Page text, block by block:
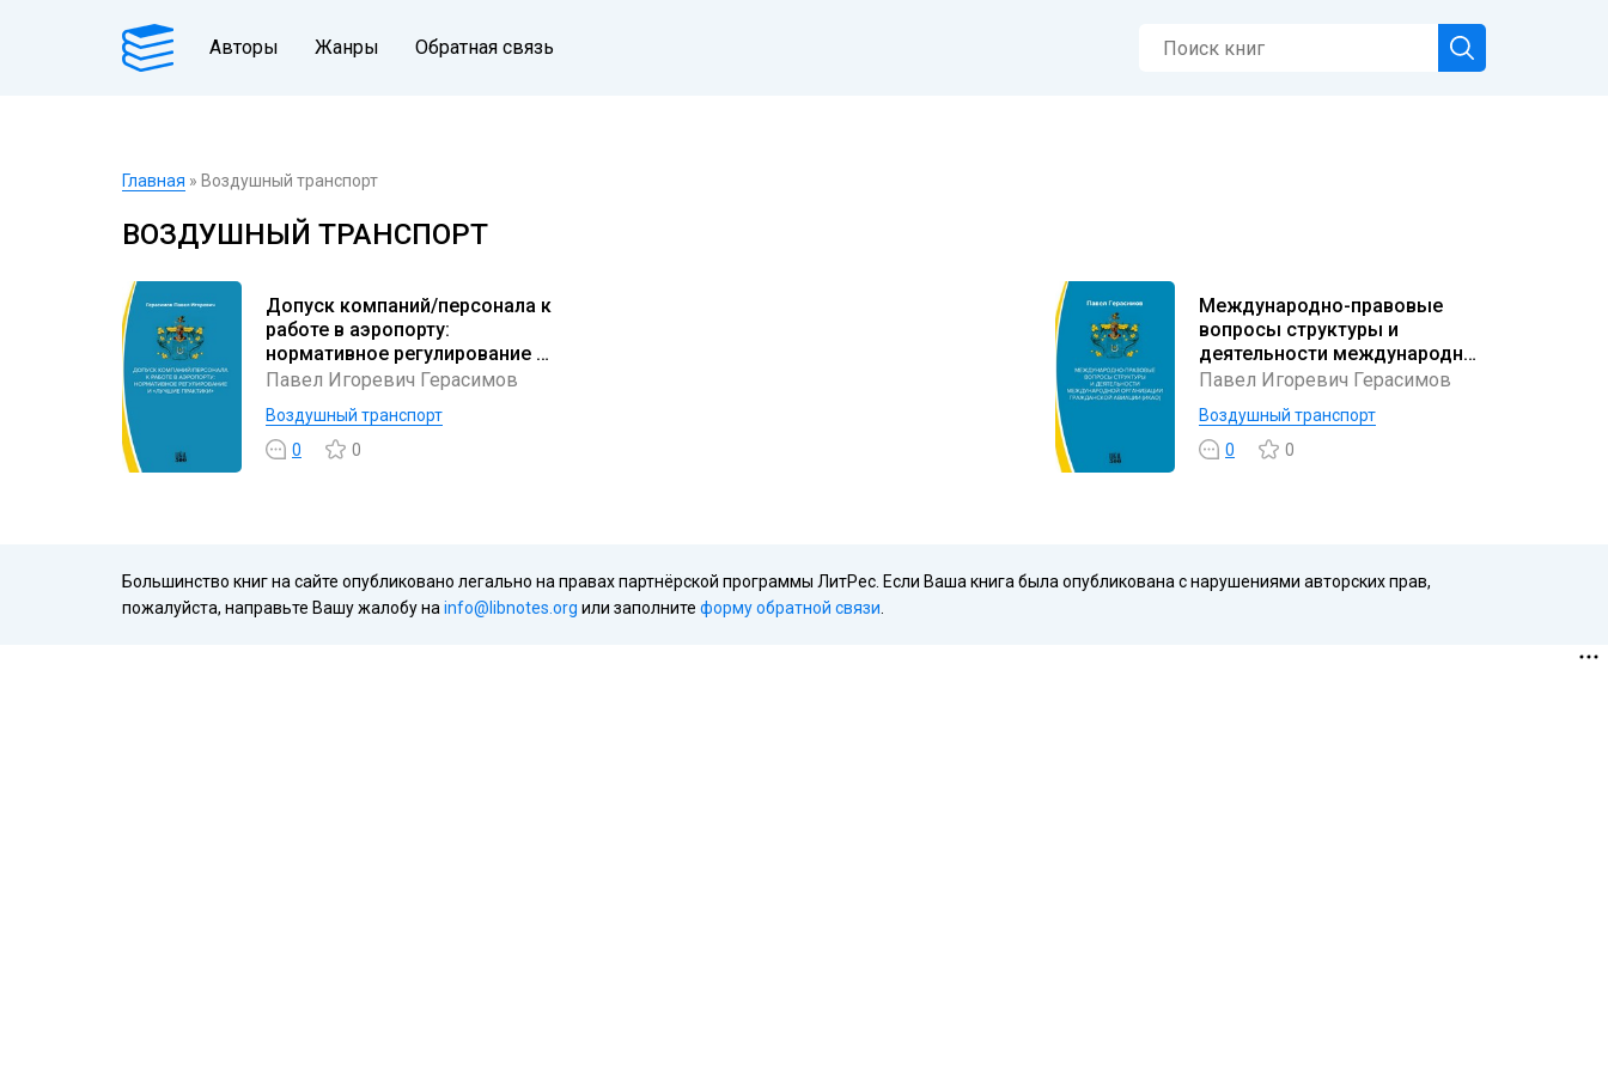
Авторы Жанры Обратная связь
Главная » Воздушный транспорт
ВОЗДУШНЫЙ ТРАНСПОРТ
Допуск компаний/персонала к
работе в аэропорту:
нормативное регулирование и
«лучшие практики»
Павел Игоревич Герасимов
Воздушный транспорт
0
0
Международно-правовые
вопросы структуры и
деятельности международной
организации гражданской
Павел Игоревич Герасимов
Воздушный транспорт
0
0
Большинство книг на сайте опубликовано легально на правах партнёрской программы ЛитРес. Если Ваша книга была опубликована с нарушениями авторских прав,
пожалуйста, направьте Вашу жалобу на info@libnotes.org или заполните форму обратной связи